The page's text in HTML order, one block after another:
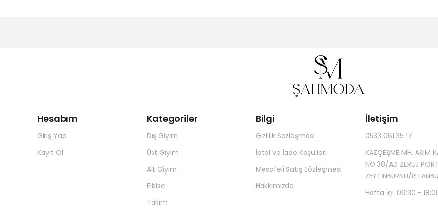
Hesabım
Giriş Yap
Kayıt Ol
Kategoriler
Dış Giyim
Üst Giyim
Alt Giyim
Elbise
Takım
Bilgi
Gizlilik Sözleşmesi
İptal ve İade Koşulları
Mesafeli Satış Sözleşmesi
Hakkımızda
İletişim
0533 061 35 17
KAZÇEŞME MH. ASIM
NO:38/AD ZERUJ
ZEYTİNBURNU/
Hafta İçi: 09:30 -